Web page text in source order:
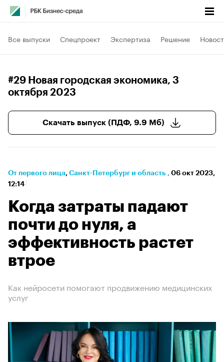
Все выпуски Спецпроект Экспертиза Решение
#29 Новая городская экономика, 3
октября 2023
Скачать выпуск (ПДФ, 9.9 Мб)
От первого лица⁠, Санкт-Петербург и область , 06 окт 2023,
12:14
​​​​​​​Когда затраты падают
почти до нуля, а
эффективность растет
втрое
Как нейросети помогают продвижению медицинских
услуг